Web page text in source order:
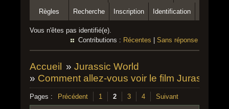
Règles Recherche Inscription Identification
Vous n'êtes pas identifié(e).
Contributions : Récentes Sans réponse
Accueil » Jurassic World
» Comment allez-vous voir le film Jurassic
Pages : Précédent 1 2 3 4 Suivant